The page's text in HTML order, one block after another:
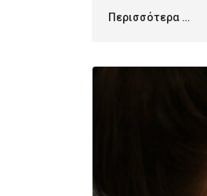
Περισσότερα …